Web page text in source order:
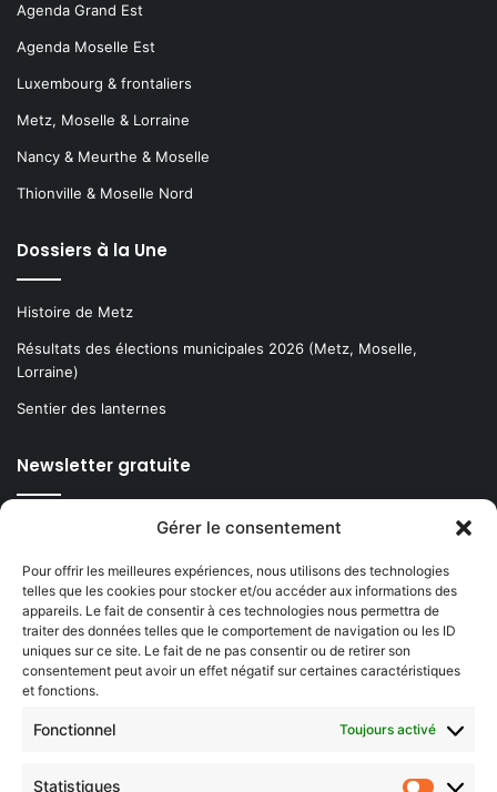
Gérer le consentement
Pour offrir les meilleures expériences, nous utilisons des technologies
telles que les cookies pour stocker et/ou accéder aux informations des
appareils. Le fait de consentir à ces technologies nous permettra de
traiter des données telles que le comportement de navigation ou les ID
uniques sur ce site. Le fait de ne pas consentir ou de retirer son
consentement peut avoir un effet négatif sur certaines caractéristiques
et fonctions.
Fonctionnel Toujours activé
Statistiques
Agenda Grand Est
Agenda Moselle Est
Luxembourg & frontaliers
Metz, Moselle & Lorraine
Nancy & Meurthe & Moselle
Thionville & Moselle Nord
Dossiers à la Une
Histoire de Metz
Résultats des élections municipales 2026 (Metz, Moselle,
Lorraine)
Sentier des lanternes
Newsletter gratuite
Choisissez : matin, soir ou hebdo ?
Les infos essentielles de la région à lire au moment où cela vous
arrange !
Entrez
votre
adresse